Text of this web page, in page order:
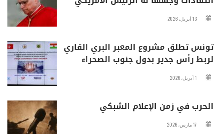
13 أبريل، 2026
تونس تطلق مشروع المعبر البري القاري
لربط رأس جدير بدول جنوب الصحراء
1 أبريل، 2026
الحرب في زمن الإعلام الشبكي
17 مارس، 2026